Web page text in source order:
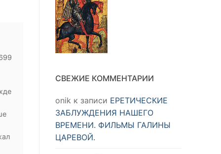
СВЕЖИЕ КОММЕНТАРИИ
onik к записи ЕРЕТИЧЕСКИЕ
ЗАБЛУЖДЕНИЯ НАШЕГО
ВРЕМЕНИ. ФИЛЬМЫ ГАЛИНЫ
ЦАРЕВОЙ.